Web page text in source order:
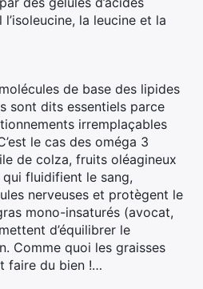
la leucine et la
de base des lipides
sont dits essentiels parce
irremplaçables
le cas des oméga 3
de colza, fruits oléagineux
fluidifient le sang,
nerveuses et protègent le
mono-insaturés (avocat,
d’équilibrer le
Comme quoi les graisses
faire du bien !…